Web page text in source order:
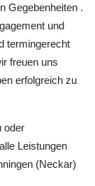
Gegebenheiten .
und
termingerecht
freuen uns
erfolgreich zu
oder
Leistungen
(Neckar)